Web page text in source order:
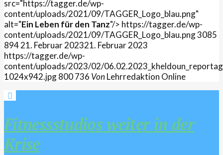
src="https://tagger.de/wp-
content/uploads/2021/09/TAGGER_Logo_blau.png"
alt="Ein Leben für den Tanz"/> https://tagger.de/wp-
content/uploads/2021/09/TAGGER_Logo_blau.png3085
89421. Februar 202321. Februar 2023
https://tagger.de/wp-
content/uploads/2023/02/
1024x942.jpg800736 VonLehrredaktion Online
Fitnessstudios weiter in der
Krise